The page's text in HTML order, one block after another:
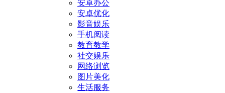
安卓办公
安卓优化
影音娱乐
手机阅读
教育教学
社交娱乐
网络浏览
图片美化
生活服务